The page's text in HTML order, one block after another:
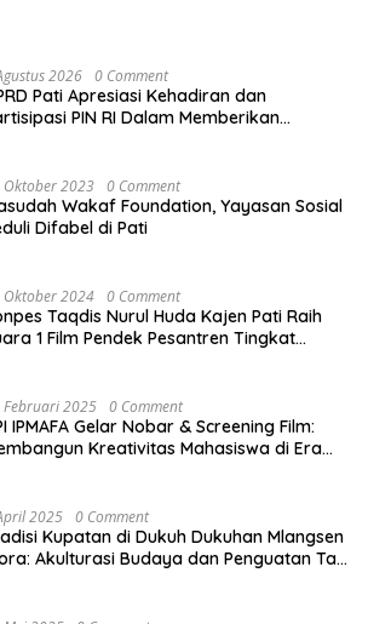
2026 0 Comment
Pati Apresiasi Kehadiran dan
PIN RI Dalam Memberikan
Oktober 2023 0 Comment
Wakaf Foundation, Yayasan Sosial
Difabel di Pati
Oktober 2024 0 Comment
Taqdis Nurul Huda Kajen Pati Raih
1 Film Pendek Pesantren Tingkat
Februari 2025 0 Comment
IPMAFA Gelar Nobar & Screening Film:
Kreativitas Mahasiswa di Era
2025 0 Comment
Kupatan di Dukuh Dukuhan Mlangsen
Akulturasi Budaya dan Penguatan Tali